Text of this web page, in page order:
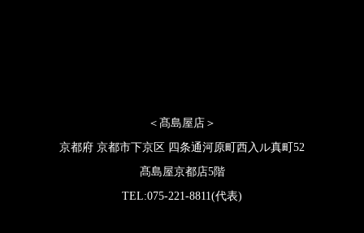
＜髙島屋店＞
京都府 京都市下京区 四条通河原町西入ル真町52
髙島屋京都店5階
TEL:075-221-8811(代表)